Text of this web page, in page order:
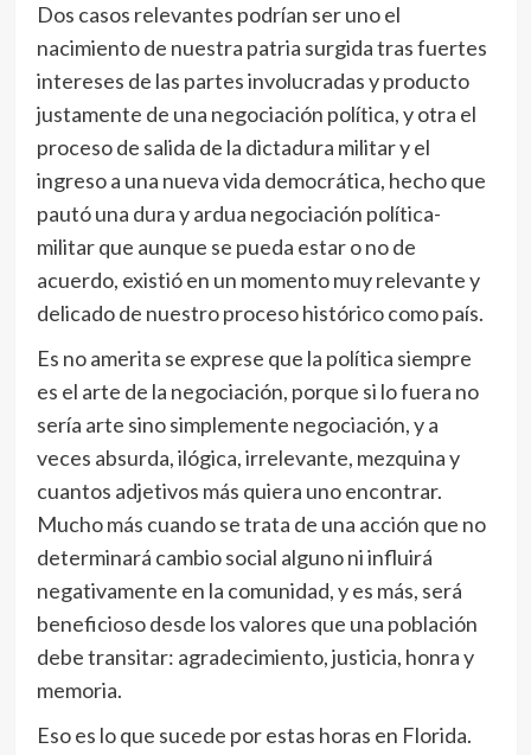
Dos casos relevantes podrían ser uno el
nacimiento de nuestra patria surgida tras fuertes
intereses de las partes involucradas y producto
justamente de una negociación política, y otra el
proceso de salida de la dictadura militar y el
ingreso a una nueva vida democrática, hecho que
pautó una dura y ardua negociación política-
militar que aunque se pueda estar o no de
acuerdo, existió en un momento muy relevante y
delicado de nuestro proceso histórico como país.
Es no amerita se exprese que la política siempre
es el arte de la negociación, porque si lo fuera no
sería arte sino simplemente negociación, y a
veces absurda, ilógica, irrelevante, mezquina y
cuantos adjetivos más quiera uno encontrar.
Mucho más cuando se trata de una acción que no
determinará cambio social alguno ni influirá
negativamente en la comunidad, y es más, será
beneficioso desde los valores que una población
debe transitar: agradecimiento, justicia, honra y
memoria.
Eso es lo que sucede por estas horas en Florida.